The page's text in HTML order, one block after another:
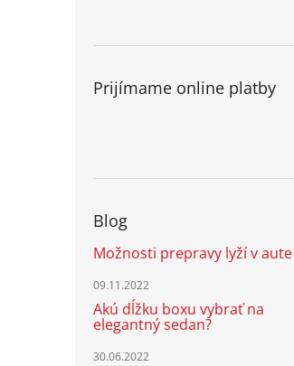
Prijímame online platby
Blog
Možnosti prepravy lyží v aute
09.11.2022
Akú dĺžku boxu vybrať na
elegantný sedan?
30.06.2022